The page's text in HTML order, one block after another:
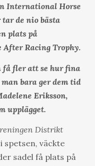
International Horse
tar de nio bästa
plats på
Racing Trophy.
få fler att se hur fina
bara ger dem tid
Eriksson,
upplägget.
Distrikt
spetsen, väckte
sadel få plats på